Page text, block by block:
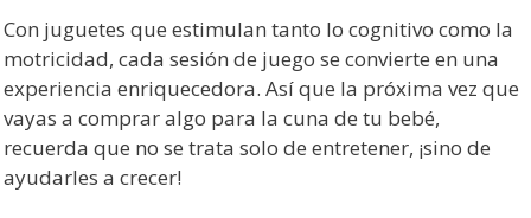
Con juguetes que estimulan tanto lo cognitivo como la
motricidad, cada sesión de juego se convierte en una
experiencia enriquecedora. Así que la próxima vez que
vayas a comprar algo para la cuna de tu bebé,
recuerda que no se trata solo de entretener, ¡sino de
ayudarles a crecer!